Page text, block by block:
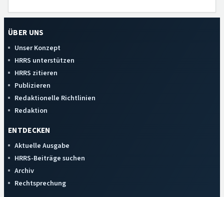
ÜBER UNS
Unser Konzept
HRRS unterstützen
HRRS zitieren
Publizieren
Redaktionelle Richtlinien
Redaktion
ENTDECKEN
Aktuelle Ausgabe
HRRS-Beiträge suchen
Archiv
Rechtsprechung